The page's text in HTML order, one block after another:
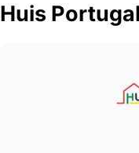
Huis Portugal